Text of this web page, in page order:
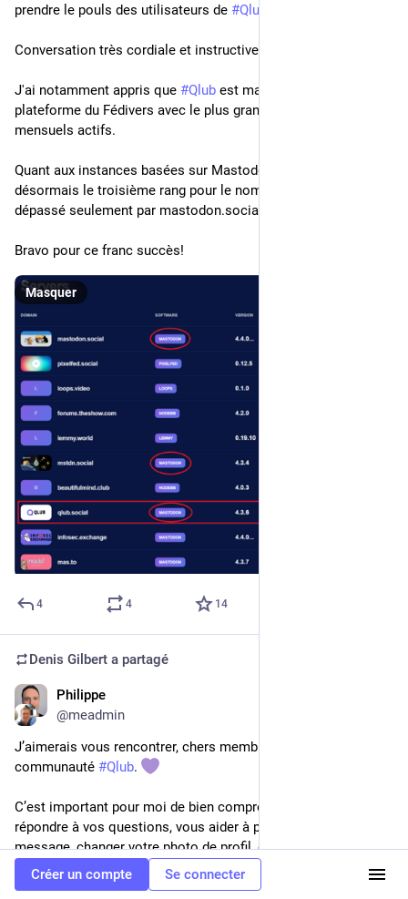
prendre le pouls des utilisateurs de #Qlub
Conversation très cordiale et instructive avec Philippe!
J'ai notamment appris que #Qlub est maintenant la huitième
plateforme du Fédivers avec le plus grand nombre d'usagers
mensuels actifs.
Quant aux instances basées sur Mastodon,
désormais le troisième rang pour le nombre d'usagers actifs,
dépassé seulement par mastodon.social et mstdn.social.
Bravo pour ce franc succès!
Masquer
4 4 14
Denis Gilbert a partagé
Philippe
@meadmin
J’aimerais vous rencontrer, chers membres de notre belle
communauté #Qlub.
C’est important pour moi de bien comprendre vos besoins,
répondre à vos questions, vous aider à publier votre premier
message, changer votre photo de profil, et écouter vos
suggestions pour bâtir ensemble le meilleur produit possible.
Créer un compte Se connecter